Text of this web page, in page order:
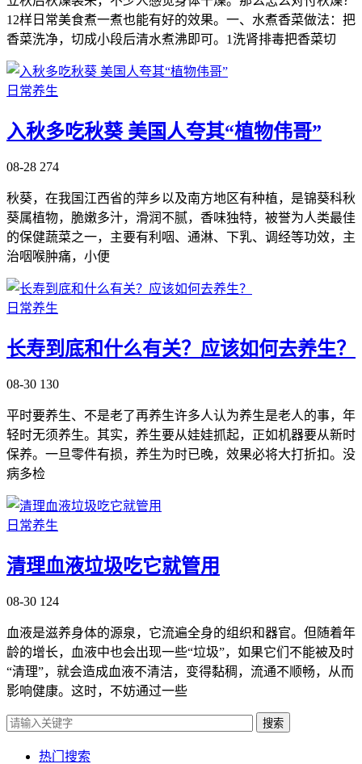
12样日常美食煮一煮也能有好的效果。一、水煮香菜做法：把
香菜洗净，切成小段后清水煮沸即可。1洗肾排毒把香菜切
日常养生
入秋多吃秋葵 美国人夸其“植物伟哥”
08-28 274
秋葵，在我国江西省的萍乡以及南方地区有种植，是锦葵科秋
葵属植物，脆嫩多汁，滑润不腻，香味独特，被誉为人类最佳
的保健蔬菜之一，主要有利咽、通淋、下乳、调经等功效，主
治咽喉肿痛，小便
日常养生
长寿到底和什么有关？应该如何去养生？
08-30 130
平时要养生、不是老了再养生许多人认为养生是老人的事，年
轻时无须养生。其实，养生要从娃娃抓起，正如机器要从新时
保养。一旦零件有损，养生为时已晚，效果必将大打折扣。没
病多检
日常养生
清理血液垃圾吃它就管用
08-30 124
血液是滋养身体的源泉，它流遍全身的组织和器官。但随着年
龄的增长，血液中也会出现一些“垃圾”，如果它们不能被及时
“清理”，就会造成血液不清洁，变得黏稠，流通不顺畅，从而
影响健康。这时，不妨通过一些
搜索
热门搜索